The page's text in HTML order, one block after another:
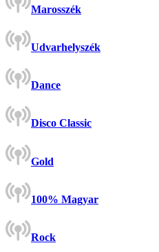
Marosszék
Udvarhelyszék
Dance
Disco Classic
Gold
100% Magyar
Rock